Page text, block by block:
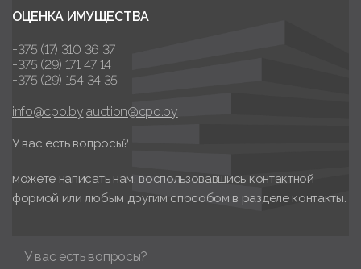
ОЦЕНКА ИМУЩЕСТВА
+375 (17) 310 36 37
+375 (29) 171 47 14
+375 (29) 154 34 35
info@cpo.by auction@cpo.by
У вас есть вопросы?
можете написать нам, воспользовавшись контактной
формой или любым другим способом в разделе контакты.
У вас есть вопросы?